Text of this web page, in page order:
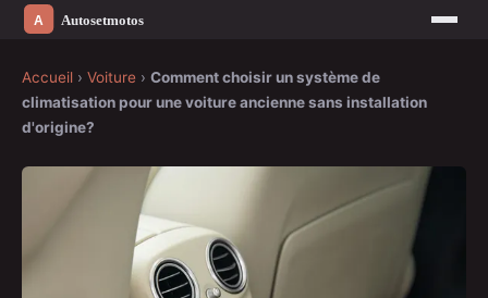
Accueil › Voiture › Comment choisir un système de
climatisation pour une voiture ancienne sans installation
d'origine?